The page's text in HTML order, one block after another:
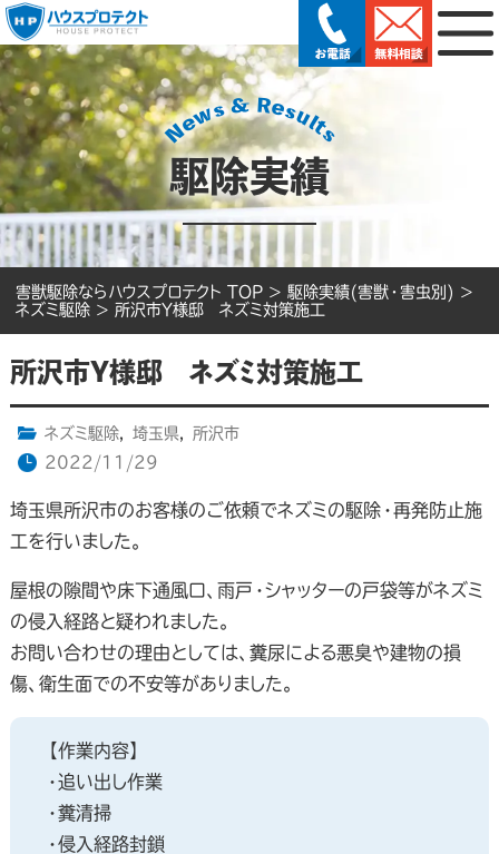
駆除実績
害獣駆除ならハウスプロテクト TOP > 駆除実績(害獣・害虫別) >
ネズミ駆除 > 所沢市Y様邸 ネズミ対策施工
所沢市Y様邸 ネズミ対策施工
ネズミ駆除, 埼玉県,
所沢市
2022/11/29
埼玉県所沢市のお客様のご依頼でネズミの駆除・再発防止施
工を行いました。
屋根の隙間や床下通風口、雨戸・シャッターの戸袋等がネズミ
の侵入経路と疑われました。
お問い合わせの理由としては、糞尿による悪臭や建物の損
傷、衛生面での不安等がありました。
【作業内容】
・追い出し作業
・糞清掃
・侵入経路封鎖